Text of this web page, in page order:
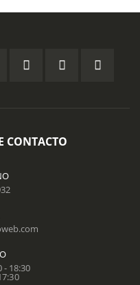
CONTACTO
- 18:30